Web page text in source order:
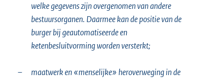
welke gegevens zijn overgenomen van andere
bestuursorganen. Daarmee kan de positie van de
burger bij geautomatiseerde en
ketenbesluitvorming worden versterkt;
–
maatwerk en «menselijke» heroverweging in de